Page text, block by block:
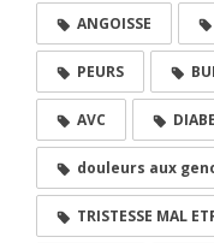
ANGOISSE
PEURS
AVC
douleurs aux
TRISTESSE MAL